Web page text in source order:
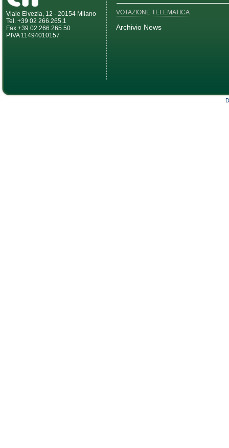
Viale Elvezia, 12 - 20154 Milano
Tel. +39 02 266.265.1
Fax +39 02 266.265.50
P.IVA 11494010157
VOTAZIONE TELEMATICA
Archivio News